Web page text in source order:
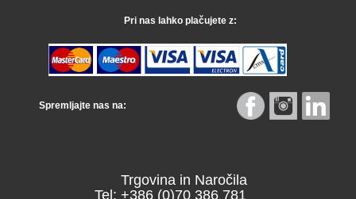
Pri nas lahko plačujete z:
Spremljajte nas na:
Trgovina in Naročila
Tel: +386 (0)70 386 781